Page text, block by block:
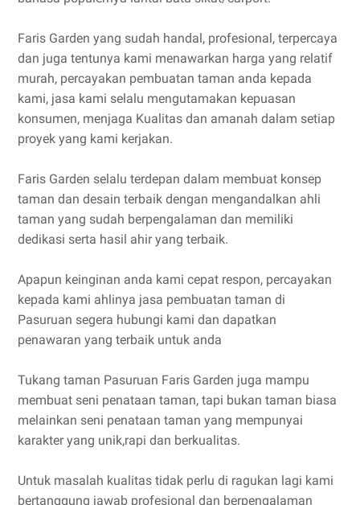
Faris Garden yang sudah handal, profesional, terpercaya
dan juga tentunya kami menawarkan harga yang relatif
murah, percayakan pembuatan taman anda kepada
kami, jasa kami selalu mengutamakan kepuasan
konsumen, menjaga Kualitas dan amanah dalam setiap
proyek yang kami kerjakan.
Faris Garden selalu terdepan dalam membuat konsep
taman dan desain terbaik dengan mengandalkan ahli
taman yang sudah berpengalaman dan memiliki
dedikasi serta hasil ahir yang terbaik.
Apapun keinginan anda kami cepat respon, percayakan
kepada kami ahlinya jasa pembuatan taman di
Pasuruan segera hubungi kami dan dapatkan
penawaran yang terbaik untuk anda
Tukang taman Pasuruan Faris Garden juga mampu
membuat seni penataan taman, tapi bukan taman biasa
melainkan seni penataan taman yang mempunyai
karakter yang unik,rapi dan berkualitas.
Untuk masalah kualitas tidak perlu di ragukan lagi kami
bertanggung jawab profesional dan berpengalaman